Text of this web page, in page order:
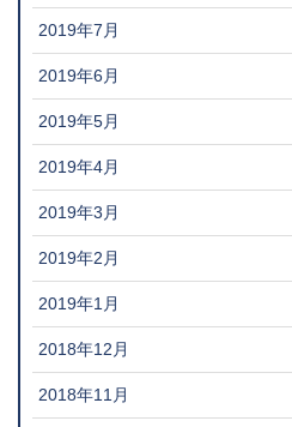
2019年7月
2019年6月
2019年5月
2019年4月
2019年3月
2019年2月
2019年1月
2018年12月
2018年11月